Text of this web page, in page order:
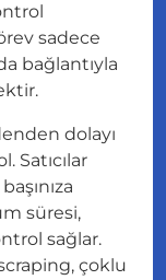
sadece
bağlantıyla
dolayı
Satıcılar
süresi,
sağlar.
çoklu